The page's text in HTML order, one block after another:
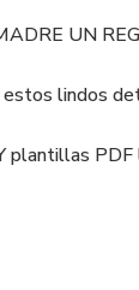
UN
lindos
plantillas